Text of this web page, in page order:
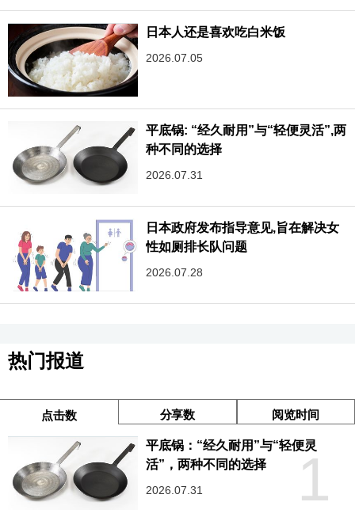
日本人还是喜欢吃白米饭
2026.07.05
平底锅: “经久耐用”与“轻便灵活”,两
种不同的选择
2026.07.31
日本政府发布指导意见,旨在解决女
性如厕排长队问题
2026.07.28
热门报道
点击数 分享数 阅览时间
1
平底锅：“经久耐用”与“轻便灵
活”，两种不同的选择
2026.07.31